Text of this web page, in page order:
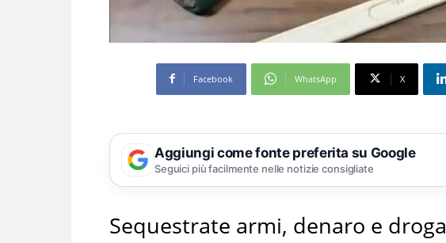
Facebook WhatsApp X
Aggiungi come fonte preferita su Google
Seguici più facilmente nelle notizie consigliate
Sequestrate armi, denaro e droga